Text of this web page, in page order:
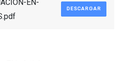
EN-
DESCARGAR